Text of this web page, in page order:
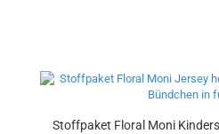
Stoffpaket Floral Moni